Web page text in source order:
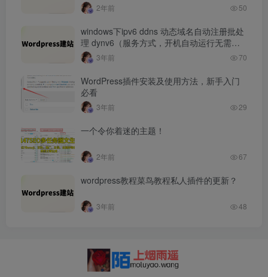
2年前 50
windows下ipv6 ddns 动态域名自动注册批处
理 dynv6（服务方式，开机自动运行无需登
录）3年前 70
WordPress插件安装及使用方法，新手入门
必看
3年前 29
一个令你着迷的主题！
2年前 67
wordpress教程菜鸟教程私人插件的更新？
3年前 48